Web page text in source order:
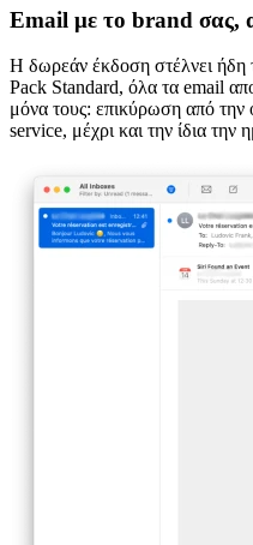
Email με το brand σας,
Η δωρεάν έκδοση στέλνει ήδη
Pack Standard, όλα τα email
μόνα τους: επικύρωση από την
service, μέχρι και την ίδια την